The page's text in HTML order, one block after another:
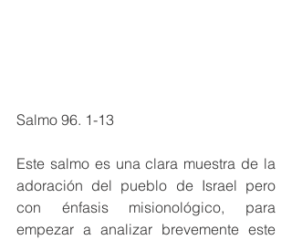
Salmo 96. 1-13
Este salmo es una clara muestra de la
adoración del pueblo de Israel pero
con énfasis misionológico, para
empezar a analizar brevemente este